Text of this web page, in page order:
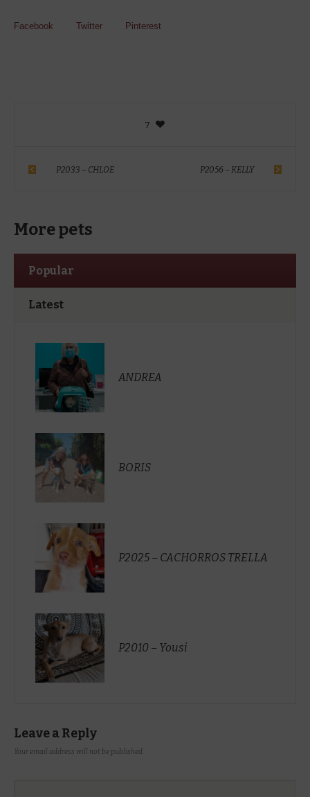
Facebook Twitter Pinterest
7
P2033 – CHLOE P2056 – KELLY
More pets
Popular
Latest
ANDREA
BORIS
P2025 – CACHORROS TRELLA
P2010 – Yousi
Leave a Reply
Your email address will not be published.